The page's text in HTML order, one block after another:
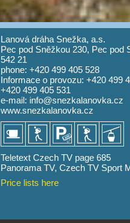
Lanová dráha Snežka, a.s.
Pec pod Sněžkou 230, Pec pod
542 21
phone: +420 499 405 528
Informace o provozu: +420 499
+420 499 405 531
e-mail: info@snezkalanovka.cz
www.snezkalanovka.cz
Teletext Czech TV page 685
Panorama TV, Czech TV Sport
Price lists here